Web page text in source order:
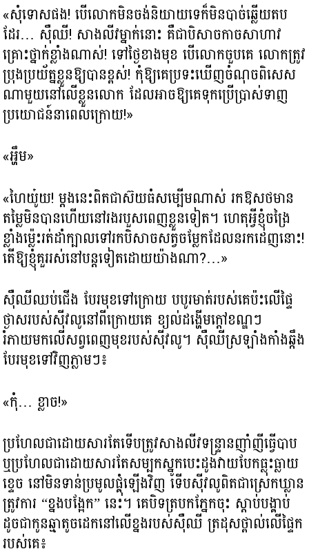
«សុំទោសផង! បើលោកមិនចង់និយាយទេក៏មិនបាច់ឆ្លើយតប
ដែរ… ស៊ឺឈី! សាងលីវម្នាក់នោះ គឺជាបិសាចកាចសាហាវ
គ្រោះថ្នាក់ខ្លាំងណាស់! ទៅថ្ងៃខាងមុខ បើលោកចួបគេ លោកត្រូវ
ប្រុងប្រយ័ត្នខ្លួនឱ្យបានខ្ពស់! កុំឱ្យគេប្រទះឃើញចំណុចពិសេស
ណាមួយនៅលើខ្លួនលោក ដែលអាចឱ្យគេទុកប្រើប្រាស់ទាញ
ប្រយោជន៍នាពេលក្រោយ!»
«អ្ហឹម»
«ហៃយូ៎យ! ម្ដងនេះពិតជាស៊យធំសម្បើមណាស់ រកឱសថមាន
តម្លៃមិនបានហើយនៅរងរបួសពេញខ្លួនទៀត។ ហេតុអ្វីខ្ញុំចង្រៃ
ខ្លាំងម៉្លេះរត់ដាំក្បាលទៅរកបិសាចសត្វចម្លែកដែលនរកដេញនោះ!
តើឱ្យខ្ញុំគួររស់នៅបន្តទៀតដោយយ៉ាងណា?…»
ស៊ឺឈីឈប់ជើង បែរមុខទៅក្រោយ បបូរមាត់របស់គេប៉ះលើផ្ទៃ
ថ្ងាសរបស់ស៊ីវលូនៅពីក្រោយគេ ខ្យល់ដង្ហើមក្តៅខណ្ឌៗ
រំភាយមកលើសព្វពេញមុខរបស់ស៊ីវលូ។ ស៊ឺឈីស្រឡាំងកាំងឆ្កឹង
បែរមុខទៅវិញភ្លាមៗ៖
«កុំ… ខ្លាច!»
ប្រហែលជាដោយសារតែទើបត្រូវសាងលីវទន្ទ្រានញាំញីធ្វើបាប
ឬប្រហែលជាដោយសារតែសម្បកស្នូកបេះដូងវាយបែកធ្លុះធ្លាយ
ខ្ទេច នៅមិនទាន់ប្រមូលផ្គុំឡើងវិញ ទើបស៊ីវលូពិតជាស្រេកឃ្លាន
ត្រូវការ “ខ្នងបង្អែក” នេះ។ គេបិទត្របកភ្នែកចុះ ស្តាប់បង្គាប់
ដូចជាកូនឆ្មាតូចដេកនៅលើខ្នងរបស់ស៊ឺឈី ត្រដុសថ្ពាល់លើផ្ទៃក
របស់គេ៖